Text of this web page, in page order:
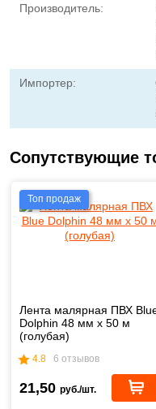
Производитель:
Импортер:
Сопутствующие
Топ продаж
Лента малярная ПВХ
Dolphin 48 мм х 50 м
(голубая)
4.8 6 отзывов
21,50 руб./шт.